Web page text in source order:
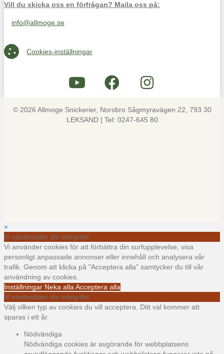
Vill du skicka oss en förfrågan? Maila oss på:
Maila oss på info@allmoge.se
info@allmoge.se
Cookies-inställningar
Cookies-inställningar
© 2026 Allmoge Snickerier, Norsbro Sågmyravägen 22, 793 30
LEKSAND | Tel: 0247-645 80
×
Vi värdesätter din integritet
Vi använder cookies för att förbättra din surfupplevelse, visa
personligt anpassade annonser eller innehåll och analysera vår
trafik. Genom att klicka på "Acceptera alla" samtycker du till vår
användning av cookies.
Inställningar Neka alla Acceptera alla
Vi värdesätter din integritet
Välj vilken typ av cookies du vill acceptera. Ditt val kommer att
sparas i ett år.
Nödvändiga
Nödvändiga cookies är avgörande för webbplatsens